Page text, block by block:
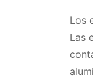
Los
Las